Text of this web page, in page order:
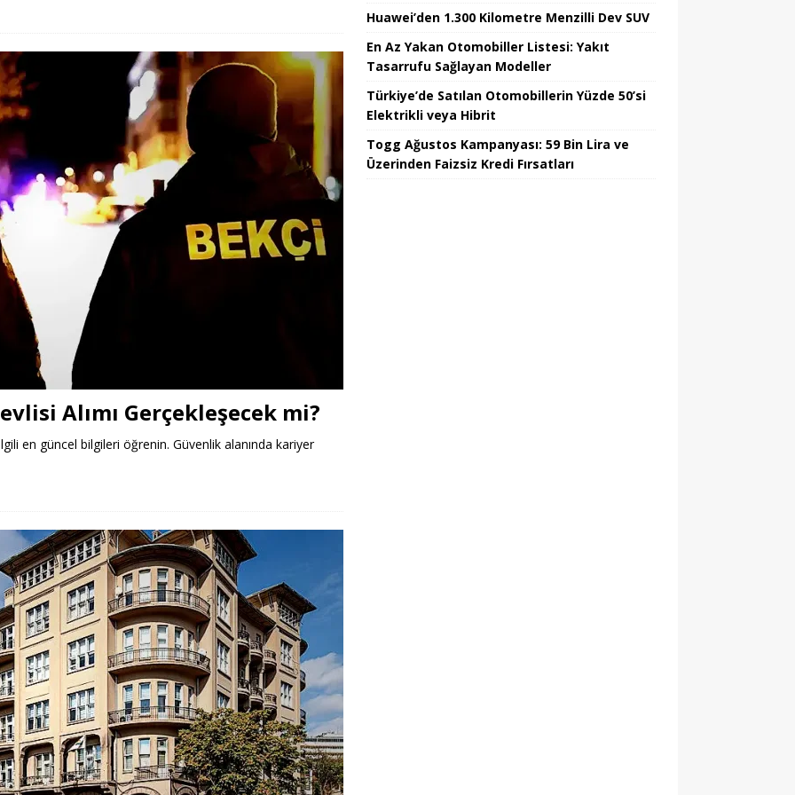
Alımı Gerçekleşecek mi?
en güncel bilgileri öğrenin. Güvenlik alanında kariyer
Huawei’den 1.300 Kilometre Menzilli Dev SUV
En Az Yakan Otomobiller Listesi: Yakıt
Tasarrufu Sağlayan Modeller
Türkiye’de Satılan Otomobillerin Yüzde 50’si
Elektrikli veya Hibrit
Togg Ağustos Kampanyası: 59 Bin Lira ve
Üzerinden Faizsiz Kredi Fırsatları